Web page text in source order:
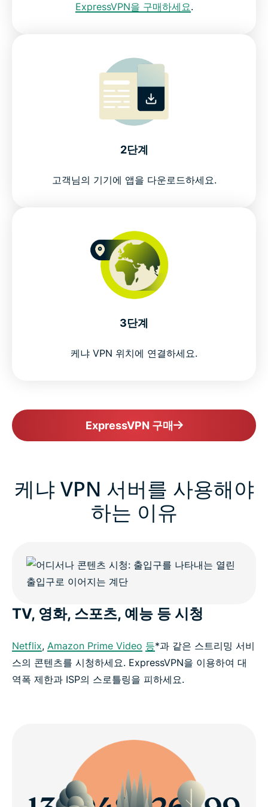
How to get a Kenya VPN in 3 steps
Why use a VPN in Kenya?
Free VPNs vs. ExpressVPN in Kenya
Popular VPN server locations for Kenya users
Is VPN use legal in Kenya?
Get ExpressVPN for Kenya risk-free
ExpressVPN을 구매하세요.
2단계
고객님의 기기에 앱을 다운로드하세요.
3단계
케냐 VPN 위치에 연결하세요.
ExpressVPN 구매
케냐 VPN 서버를 사용해야
하는 이유
TV, 영화, 스포츠, 예능 등 시청
Netflix, Amazon Prime Video 등*과 같은 스트리밍 서비
스의 콘텐츠를 시청하세요. ExpressVPN을 이용하여 대
역폭 제한과 ISP의 스로틀링을 피하세요.